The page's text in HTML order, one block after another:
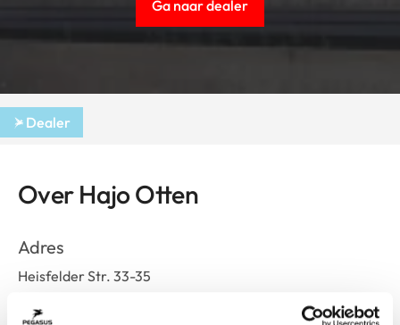
Ga naar dealer
Dealer
Over Hajo Otten
Adres
Heisfelder Str. 33-35
Route plannen